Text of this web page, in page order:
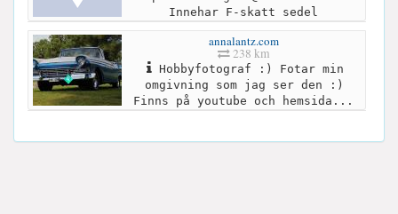
Innehar F-skatt sedel
annalantz.com
238 km
Hobbyfotograf :) Fotar min
omgivning som jag ser den :)
Finns på youtube och hemsida...